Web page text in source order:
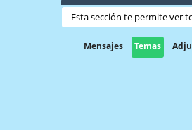
Esta sección te permite ver
Mensajes Temas